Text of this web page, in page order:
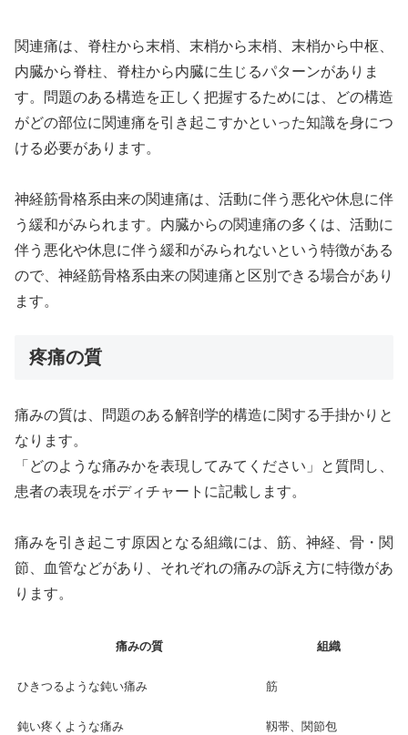
関連痛は、脊柱から末梢、末梢から末梢、末梢から中枢、
内臓から脊柱、脊柱から内臓に生じるパターンがありま
す。問題のある構造を正しく把握するためには、どの構造
がどの部位に関連痛を引き起こすかといった知識を身につ
ける必要があります。
神経筋骨格系由来の関連痛は、活動に伴う悪化や休息に伴
う緩和がみられます。内臓からの関連痛の多くは、活動に
伴う悪化や休息に伴う緩和がみられないという特徴がある
ので、神経筋骨格系由来の関連痛と区別できる場合があり
ます。
疼痛の質
痛みの質は、問題のある解剖学的構造に関する手掛かりと
なります。
「どのような痛みかを表現してみてください」と質問し、
患者の表現をボディチャートに記載します。
痛みを引き起こす原因となる組織には、筋、神経、骨・関
節、血管などがあり、それぞれの痛みの訴え方に特徴があ
ります。
痛みの質 組織
ひきつるような鈍い痛み 筋
鈍い疼くような痛み 靱帯、関節包